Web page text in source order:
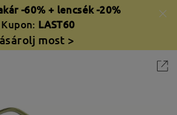
-60% + lencsék -20%
Kupon: LAST60
most >